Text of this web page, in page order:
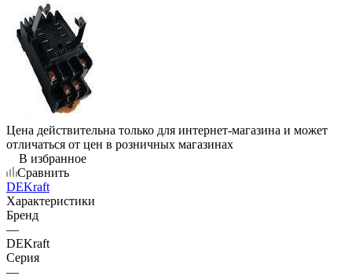
Цена действительна только для интернет-магазина и может
отличаться от цен в розничных магазинах
В избранное
Сравнить
DEKraft
Характеристики
Бренд
—
DEKraft
Серия
—